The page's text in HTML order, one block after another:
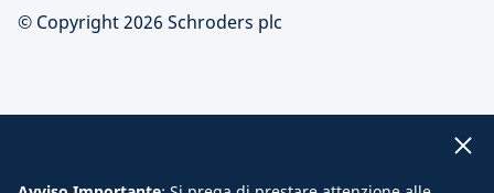
© Copyright 2026 Schroders plc